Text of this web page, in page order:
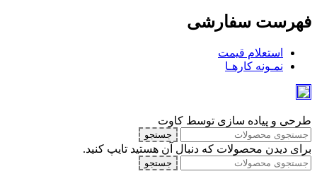
فهرست سفارشی
استعلام قیمت
نمـونه کارهـا
طرحی و پیاده سازی توسط کاوت
جستجو
برای دیدن محصولات که دنبال آن هستید تایپ کنید.
جستجو